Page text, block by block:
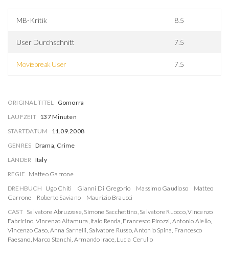
MB-Kritik 8.5
User Durchschnitt 7.5
Moviebreak User 7.5
ORIGINAL TITEL Gomorra
LAUFZEIT 137 Minuten
STARTDATUM
11.09.2008
GENRES Drama, Crime
LÄNDER Italy
REGIE Matteo Garrone
DREHBUCH Ugo Chiti Gianni Di Gregorio Massimo Gaudioso
Matteo
Garrone
Roberto Saviano
Maurizio Braucci
CAST Salvatore Abruzzese, Simone Sacchettino, Salvatore Ruocco,Vincenzo
Fabricino, Vincenzo Altamura, Italo Renda, Francesco Pirozzi, Antonio Aiello,
Vincenzo Caso, Anna Sarnelli, Salvatore Russo,Antonio Spina, Francesco
Paesano, Marco Stanchi, Armando Irace, Lucia Cerullo